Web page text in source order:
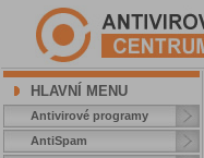
HLAVNÍ MENU
Antivirové programy
AntiSpam